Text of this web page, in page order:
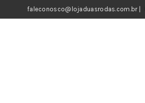
faleconosco@lojaduasrodas.com.br|